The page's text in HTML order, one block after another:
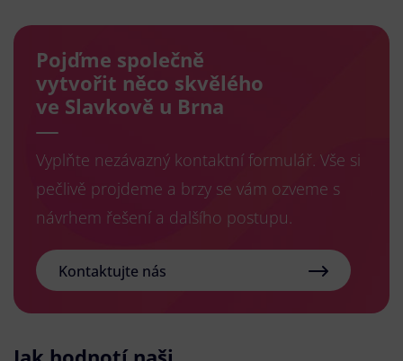
Pojďme společně
vytvořit něco skvělého
ve Slavkově u Brna
Vyplňte nezávazný kontaktní formulář. Vše si
pečlivě projdeme a brzy se vám ozveme s
návrhem řešení a dalšího postupu.
Kontaktujte nás